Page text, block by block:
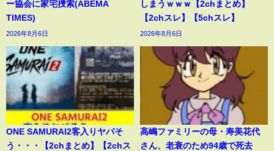
ー協会に家宅捜索(ABEMA
TIMES)
2026年8月6日
しまうｗｗｗ【2chまとめ】
【2chスレ】【5chスレ】
2026年8月6日
ONE SAMURAI2客入りヤバそ
う・・・【2chまとめ】【2chス
高嶋ファミリーの母・寿美花代
さん、老衰のため94歳で死去